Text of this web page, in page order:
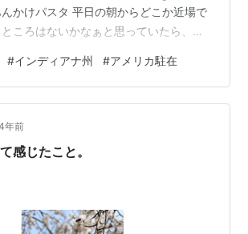
かけパスタ 平日の朝からどこか近場で
ころはないかなぁと思っていたら、ひ
ちろん行きましたー。 ちょうど「大地
いうのをやっていてもちろんそちらも
ょうど、次女アンが現地校の図書室でこ
きててすごく読み込んでいたようでア
った！ 展示や説明もほとんどが英語表
#インディアナ州 #アメリカ駐在
年前
感じたこと。